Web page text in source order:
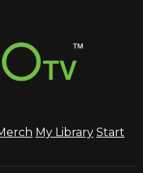
My Library Start